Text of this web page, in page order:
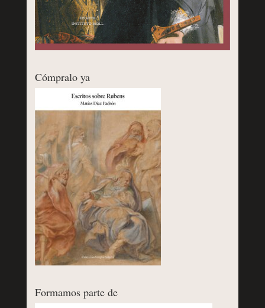
Cómpralo ya
Formamos parte de